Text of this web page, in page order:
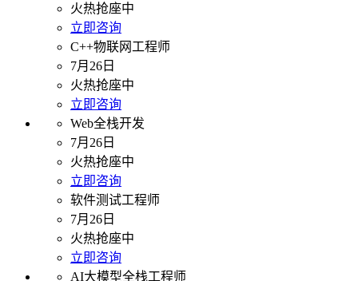
火热抢座中
立即咨询
C++物联网工程师
7月26日
火热抢座中
立即咨询
Web全栈开发
7月26日
火热抢座中
立即咨询
软件测试工程师
7月26日
火热抢座中
立即咨询
AI大模型全栈工程师